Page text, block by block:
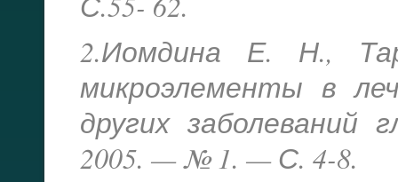
2.Иомдина Е. Н.,
микроэлементы в
других
2005. — № 1. — С. 4-8.